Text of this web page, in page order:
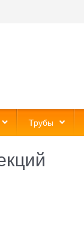
Трубы